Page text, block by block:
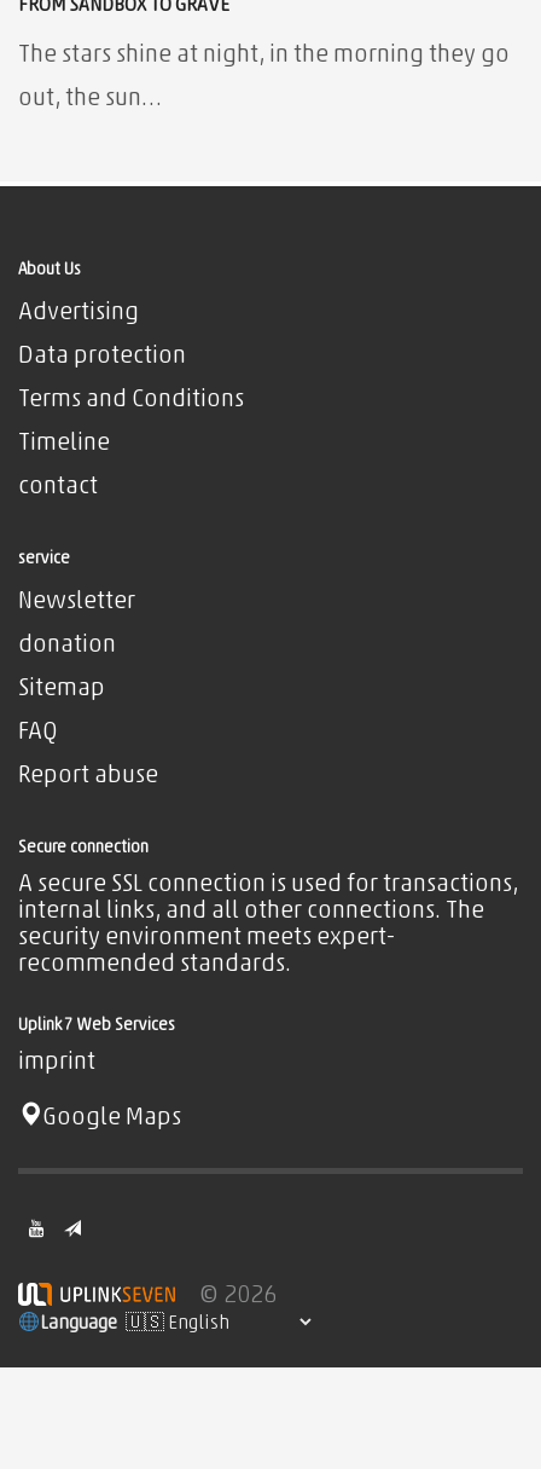
FROM SANDBOX TO GRAVE
The stars shine at night, in the morning they go
out, the sun…
About Us
Advertising
Data protection
Terms and Conditions
Timeline
contact
service
Newsletter
donation
Sitemap
FAQ
Report abuse
Secure connection
A secure SSL connection is used for transactions,
internal links, and all other connections. The
security environment meets expert-
recommended standards.
Uplink7 Web Services
imprint
Google Maps
© 2026
Language